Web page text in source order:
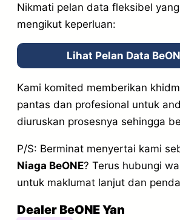
Nikmati pelan data fleksibel
mengikut keperluan:
Lihat Pelan Data
Kami komited memberikan
pantas dan profesional untuk
diuruskan prosesnya sehingga
P/S: Berminat menyertai kami
Niaga BeONE? Terus hubungi
untuk maklumat lanjut dan
Dealer BeONE Yan